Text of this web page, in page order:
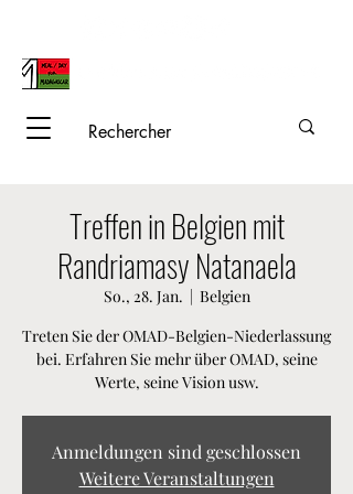
Treffen in Belgien mit
Randriamasy Natanaela
So., 28. Jan.
  |
Belgien
Treten Sie der OMAD-Belgien-Niederlassung
bei. Erfahren Sie mehr über OMAD, seine
Werte, seine Vision usw.
Anmeldungen sind geschlossen
Weitere Veranstaltungen